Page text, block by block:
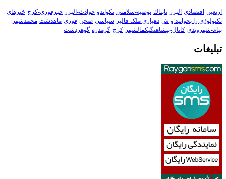
اربعین اقتصادی البرز تابناك توصیه-سلامتی تکواندو حوادث-البرز خبرفوری-کرج خبرهای
تکنولوڑی را بخوانید و ش دهیاری ملک فالیز سیاسی صحن فوری ماهدشت محمدشهر
پیام-شهروندی کانال-پیشاهنگیکمالشهر کرج گرمدره گوهردشت
تبلیغات